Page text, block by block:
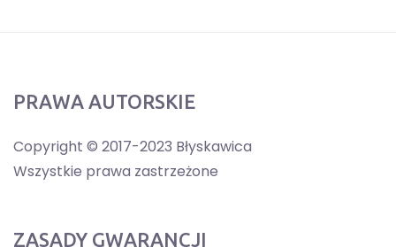
PRAWA AUTORSKIE
Copyright © 2017-2023 Błyskawica
Wszystkie prawa zastrzeżone
ZASADY GWARANCJI